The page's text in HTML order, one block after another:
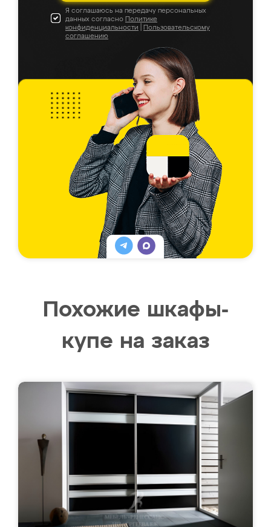
Я соглашаюсь на передачу персональных
данных согласно Политике
конфиденциальности
Пользовательскому
соглашению
Похожие шкафы-
купе на заказ